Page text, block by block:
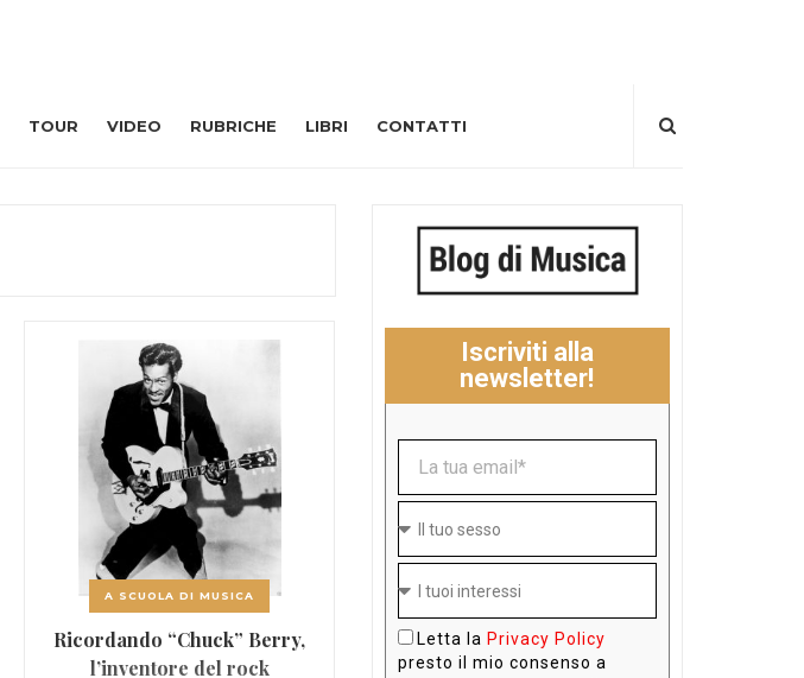
TOUR VIDEO RUBRICHE LIBRI CONTATTI
A SCUOLA DI MUSICA
Ricordando “Chuck” Berry,
l’inventore del rock
Iscriviti alla
newsletter!
Letta la Privacy Policy
presto il mio consenso a